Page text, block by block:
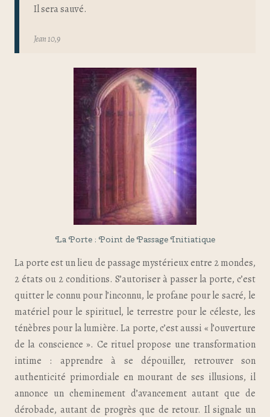
Il sera sauvé.
Jean 10,9
La Porte : Point de Passage Initiatique
La porte est un lieu de passage mystérieux entre 2 mondes,
2 états ou 2 conditions. S’autoriser à passer la porte, c’est
quitter le connu pour l’inconnu, le profane pour le sacré, le
matériel pour le spirituel, le terrestre pour le céleste, les
ténèbres pour la lumière. La porte, c’est aussi « l’ouverture
de la conscience ». Ce rituel propose une transformation
intime : apprendre à se dépouiller, retrouver son
authenticité primordiale en mourant de ses illusions, il
annonce un cheminement d’avancement autant que de
dérobade, autant de progrès que de retour. Il signale un